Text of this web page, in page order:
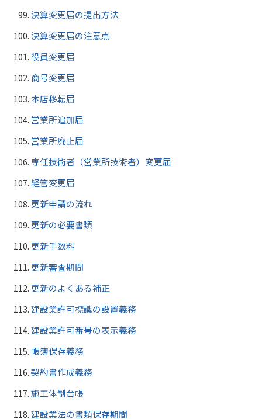
決算変更届の提出方法
決算変更届の注意点
役員変更届
商号変更届
本店移転届
営業所追加届
営業所廃止届
専任技術者（営業所技術者）変更届
経管変更届
更新申請の流れ
更新の必要書類
更新手数料
更新審査期間
更新のよくある補正
建設業許可標識の設置義務
建設業許可番号の表示義務
帳簿保存義務
契約書作成義務
施工体制台帳
建設業法の書類保存期間